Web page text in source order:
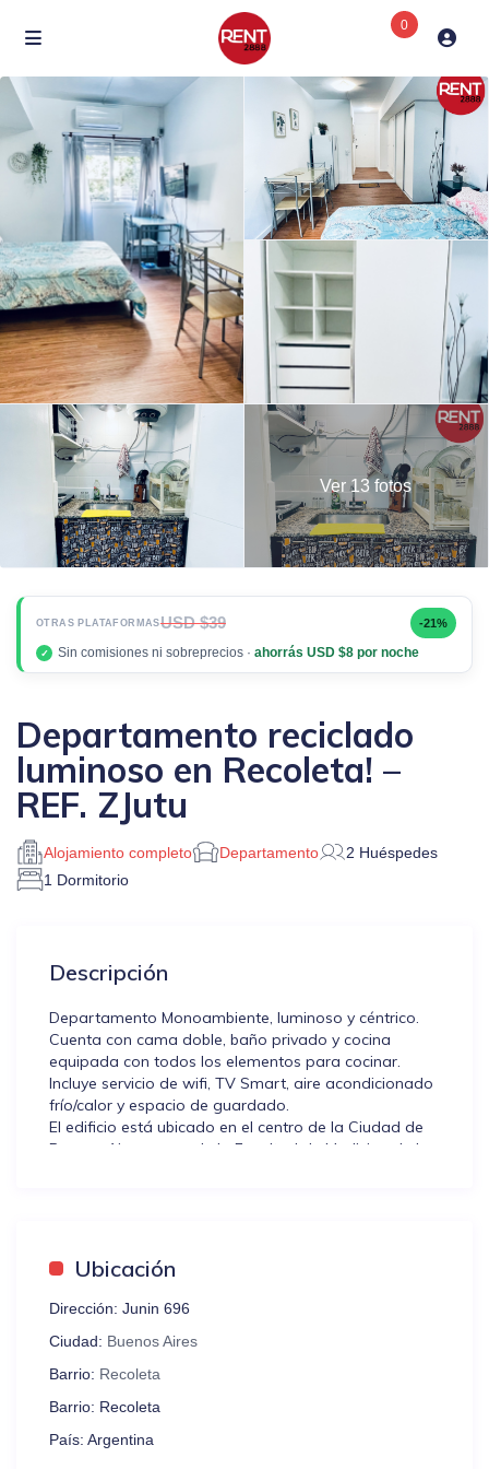
0
Ver 13 fotos
OTRAS PLATAFORMASUSD $39 -21%
✓ Sin comisiones ni sobreprecios ·ahorrás USD $8 por noche
Departamento reciclado
luminoso en Recoleta! –
REF. ZJutu
Alojamiento completo Departamento
2 Huéspedes
1 Dormitorio
Descripción
Departamento Monoambiente, luminoso y céntrico.
Cuenta con cama doble, baño privado y cocina
equipada con todos los elementos para cocinar.
Incluye servicio de wifi, TV Smart, aire acondicionado
frío/calor y espacio de guardado.
El edificio está ubicado en el centro de la Ciudad de
Buenos Aires, cerca de la Facultad de Medicina de la
mágica de Buenos Aires sobre la Avenida Corrientes
y en la emblemática Avenida 9 de Julio.
¡Ideal para conocer la ciudad!
Pedimos por favor que lean las NORMAS DE LA
CASA, detalladas al final del anuncio. Allí tendrán
Ubicación
Dirección: Junin 696
Ciudad: Buenos Aires
Barrio: Recoleta
Barrio: Recoleta
País: Argentina